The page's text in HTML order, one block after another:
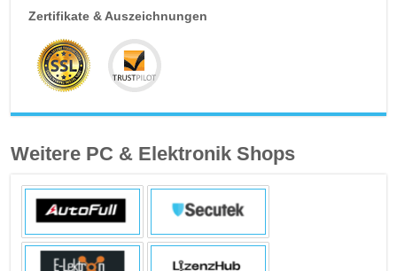
Zertifikate & Auszeichnungen
Weitere PC & Elektronik Shops